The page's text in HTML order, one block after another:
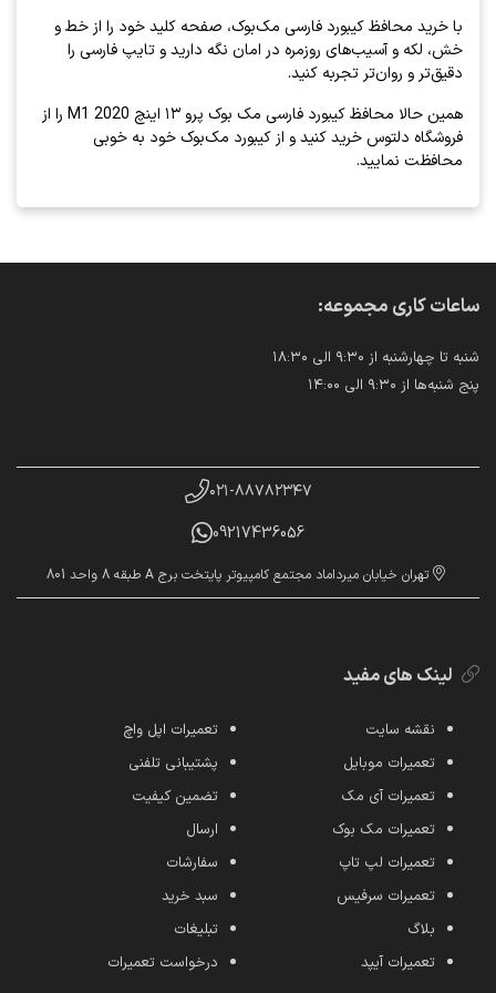
با خرید محافظ کیبورد فارسی مک‌بوک، صفحه کلید خود را از خط و
خش، لکه و آسیب‌های روزمره در امان نگه دارید و تایپ فارسی را
دقیق‌تر و روان‌تر تجربه کنید.
همین حالا محافظ کیبورد فارسی مک بوک پرو ۱۳ اینچ 2020 M1 را از
فروشگاه دلتوس خرید کنید و از کیبورد مک‌بوک خود به خوبی
محافظت نمایید.
ساعات کاری مجموعه:
شنبه تا چهارشنبه از ۹:۳۰ الی ۱۸:۳۰
پنج شنبه‌ها از ۹:۳۰ الی ۱۴:۰۰
۰۲۱-۸۸۷۸۲۳۴۷
09217436056
تهران خیابان میرداماد مجتمع کامپیوتر پایتخت برج A طبقه 8 واحد 801
لینک های مفید
نقشه سایت
تعمیرات موبایل
تعمیرات آی مک
تعمیرات مک بوک
تعمیرات لپ تاپ
تعمیرات سرفیس
بلاگ
تعمیرات آیپد
تعمیرات اپل واچ
پشتیبانی تلفنی
تضمین کیفیت
ارسال
سفارشات
سبد خرید
تبلیغات
درخواست تعمیرات